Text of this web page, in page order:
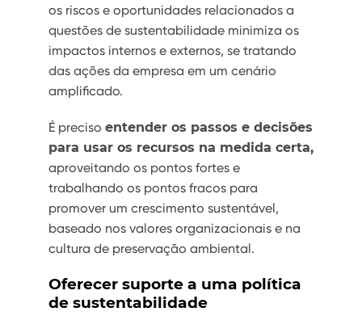
os riscos e oportunidades relacionados a
questões de sustentabilidade minimiza os
impactos internos e externos, se tratando
das ações da empresa em um cenário
amplificado.
É preciso entender os passos e decisões
para usar os recursos na medida certa,
aproveitando os pontos fortes e
trabalhando os pontos fracos para
promover um crescimento sustentável,
baseado nos valores organizacionais e na
cultura de preservação ambiental.
Oferecer suporte a uma política
de sustentabilidade